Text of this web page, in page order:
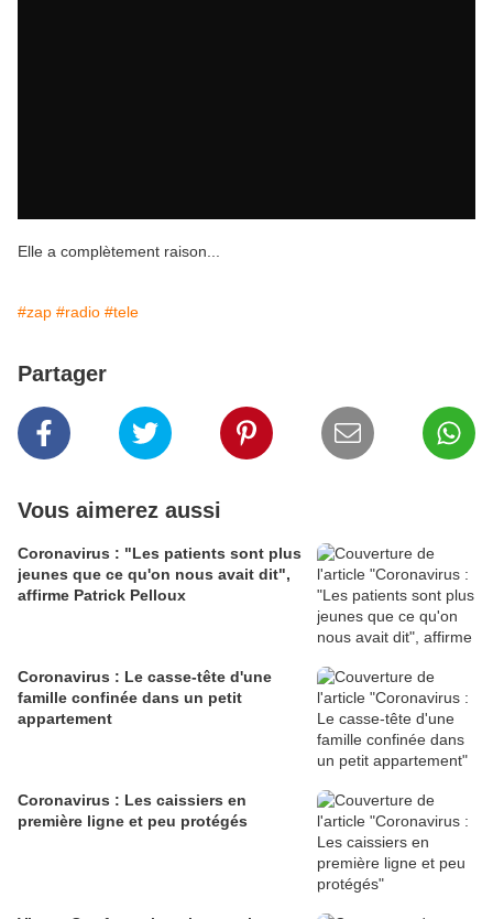
Elle a complètement raison...
#zap #radio #tele
Partager
Vous aimerez aussi
Coronavirus : "Les patients sont plus
jeunes que ce qu'on nous avait dit",
affirme Patrick Pelloux
Coronavirus : Le casse-tête d'une
famille confinée dans un petit
appartement
Coronavirus : Les caissiers en
première ligne et peu protégés